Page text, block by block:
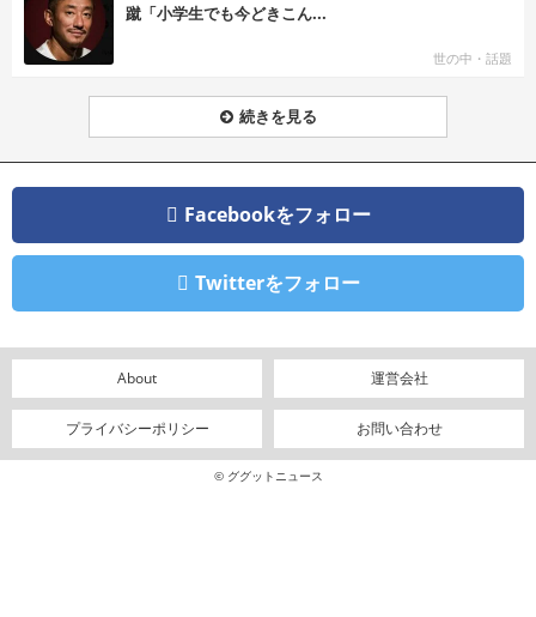
蹴「小学生でも今どきこん...
世の中・話題
続きを見る
Facebookをフォロー
Twitterをフォロー
About 運営会社
プライバシーポリシー お問い合わせ
© ググットニュース